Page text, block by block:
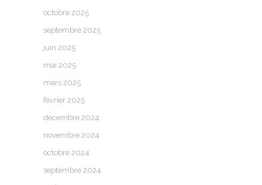
octobre 2025
septembre 2025
juin 2025
mai 2025
mars 2025
février 2025
décembre 2024
novembre 2024
octobre 2024
septembre 2024